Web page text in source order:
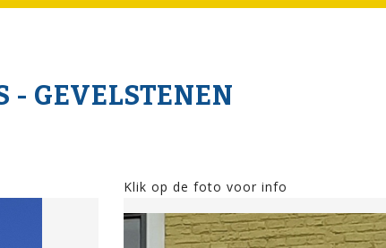
- GEVELSTENEN
Klik op de foto voor info